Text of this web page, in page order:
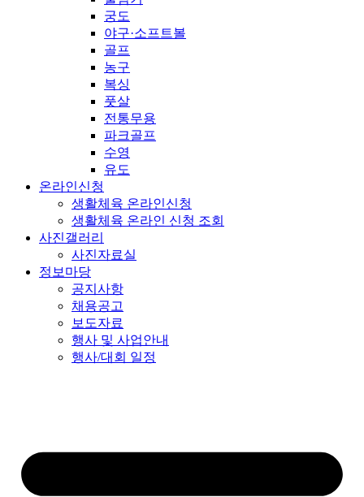
궁도
야구·소프트볼
골프
농구
복싱
풋살
전통무용
파크골프
수영
유도
온라인신청
생활체육 온라인신청
생활체육 온라인 신청 조회
사진갤러리
사진자료실
정보마당
공지사항
채용공고
보도자료
행사 및 사업안내
행사/대회 일정